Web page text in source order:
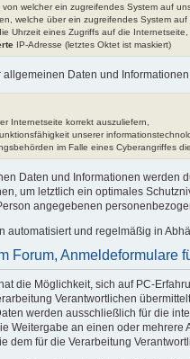
welcher ein zugreifendes System auf
welche über ein zugreifendes System
Uhrzeit eines Zugriffs auf die Internetseite,
IP-Adresse (letztes Oktet ist maskiert)
Daten und
Internetseite korrekt auszuliefern,
unserer
im Falle eines Cyberangriffes
Daten und Informationen werden
um letztlich ein optimales
angegebenen
automatisiert und regelmäßig in
Forum, Anmeldeformulare
die Möglichkeit, sich auf PC-
Verantwortlichen
werden ausschließlich für die
Weitergabe an einen oder
dem für die Verarbeitung